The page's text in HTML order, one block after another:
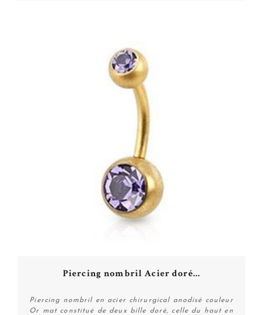
Piercing nombril Acier doré...
Piercing nombril en acier chirurgical anodisé couleur
Or mat constitué de deux bille doré, celle du haut en